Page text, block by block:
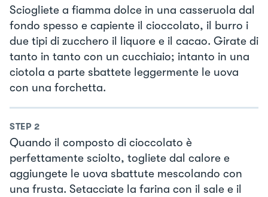
Sciogliete a fiamma dolce in una casseruola dal
fondo spesso e capiente il cioccolato, il burro i
due tipi di zucchero il liquore e il cacao. Girate di
tanto in tanto con un cucchiaio; intanto in una
ciotola a parte sbattete leggermente le uova
con una forchetta.
STEP 2
Quando il composto di cioccolato è
perfettamente sciolto, togliete dal calore e
aggiungete le uova sbattute mescolando con
una frusta. Setacciate la farina con il sale e il